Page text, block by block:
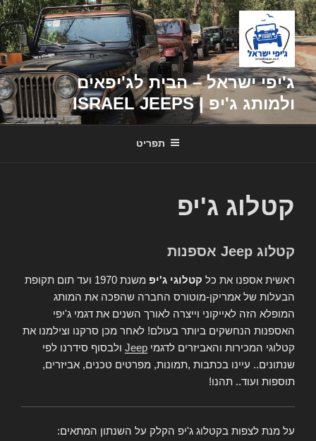
דילוג
לתוכן
ג'יפי ישראל – הבית לג'יפאים
ולמותג ג'יפ | ISRAEL JEEPS
תפריט
קטלוג ג'יפ
קטלוג Jeep אספנות
ראשית אספנו את כל קטלוגי ג'יפ
משנת 1970 ועד תום תקופת
הבעלות של אמריקן-מוטורס החברה שהפכה את המותג
המופלא הזה לאייקוני וייצרה לאורך השנים את דגמי ג'יפי
האספנות הנחשקים ביותר בעולם! לאחר מכן סרקנו וצילמנו את
קטלוגי המכירות והאביזרים לדגמי Jeep ולבסוף סידרנו לפי
שנתונים.. עיינו בכתבות ,תמונות, מפרטים טכנים, אביזרים,
תוספות ועוד.. תהנו!
על מנת לצפות בקטלוג ג'יפ הקלק על השנתון המתאים: